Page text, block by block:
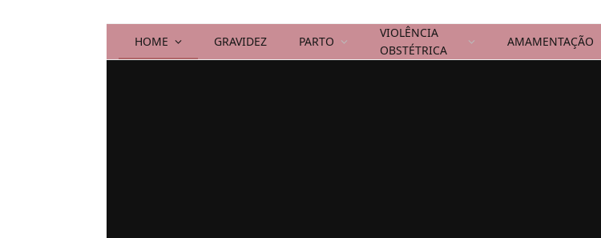
HOME GRAVIDEZ PARTO
VIOLÊNCIA
OBSTÉTRICA
AMAMENTAÇÃO